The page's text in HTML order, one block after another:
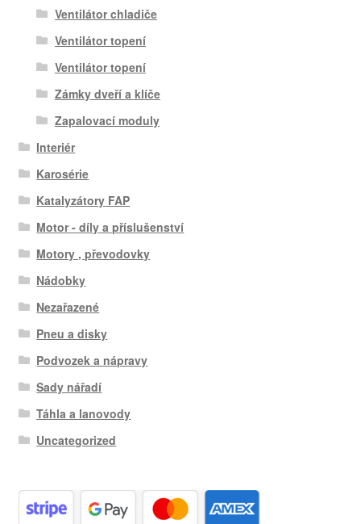
Ventilátor chladiče
Ventilátor topení
Ventilátor topení
Zámky dveří a klíče
Zapalovací moduly
Interiér
Karosérie
Katalyzátory FAP
Motor - díly a příslušenství
Motory , převodovky
Nádobky
Nezařazené
Pneu a disky
Podvozek a nápravy
Sady nářadí
Táhla a lanovody
Uncategorized